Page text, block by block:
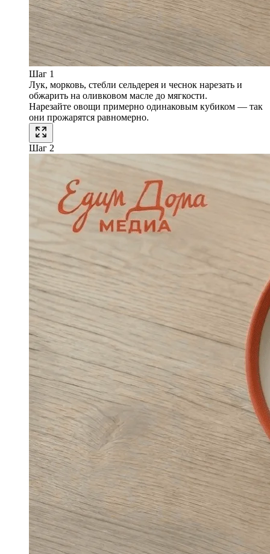
Шаг 1
Лук, морковь, стебли сельдерея и чеснок нарезать и
обжарить на оливковом масле до мягкости.
Нарезайте овощи примерно одинаковым кубиком — так
они прожарятся равномерно.
Шаг 2